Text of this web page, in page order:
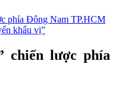
phía Đông Nam TP.HCM
khẩu vị”
chiến lược phía